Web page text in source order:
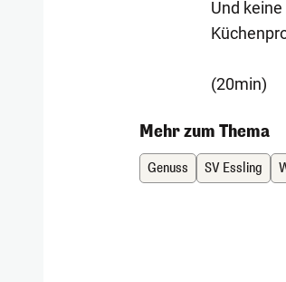
Und
(20min)
Mehr zum Thema
Genuss SV Essling